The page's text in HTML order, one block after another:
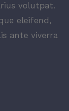
volutpat.
eleifend,
ante viverra